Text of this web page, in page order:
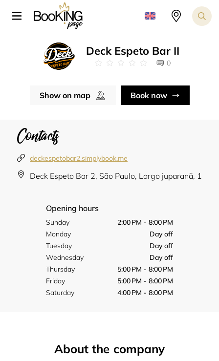
Deck Espeto Bar II
0
Show on map Book now
Contacts
deckespetobar2.simplybook.me
Deck Espeto Bar 2, São Paulo, Largo juparanã, 1
Opening hours
Sunday
2:00 PM - 8:00 PM
Monday
Day off
Tuesday
Day off
Wednesday
Day off
Thursday
5:00 PM - 8:00 PM
Friday
5:00 PM - 8:00 PM
Saturday
4:00 PM - 8:00 PM
About the company